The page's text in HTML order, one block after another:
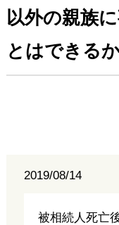
以外の親族
とはできるか
2019/08/14
被相続人死亡